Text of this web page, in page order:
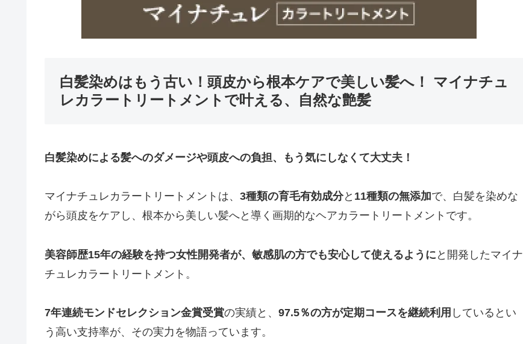
白髪染めはもう古い！頭皮から根本ケアで美しい髪へ！ マイナチュ
レカラートリートメントで叶える、自然な艶髪
白髪染めによる髪へのダメージや頭皮への負担、もう気にしなくて大丈夫！
マイナチュレカラートリートメントは、 3種類の育毛有効成分と 11種類の無添加で、白髪を染めな
がら頭皮をケアし、根本から美しい髪へと導く画期的なヘアカラートリートメントです。
美容師歴15年の経験を持つ女性開発者が、敏感肌の方でも安心して使えるように と開発したマイナ
チュレカラートリートメント。
7年連続モンドセレクション金賞受賞の実績と、 97.5％の方が定期コースを継続利用 しているとい
う高い支持率が、その実力を物語っています。